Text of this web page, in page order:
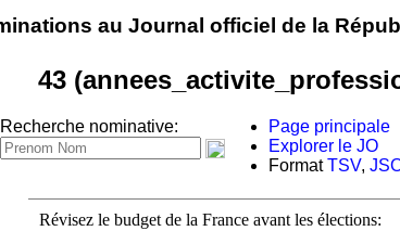
au Journal officiel de la
43
Recherche nominative:
Page principale
Explorer le JO
FormatTSV,
Révisez le budget de la France avant les élections: